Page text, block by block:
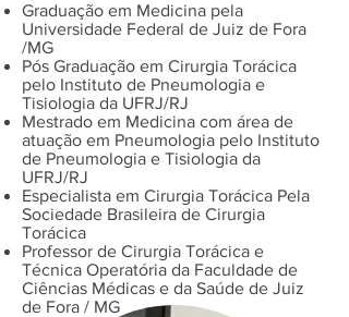
Graduação em Medicina pela
Universidade Federal de Juiz de Fora
/MG
​Pós Graduação em Cirurgia Torácica
pelo Instituto de Pneumologia e
Tisiologia da UFRJ/RJ
​Mestrado em Medicina com área de
atuação em Pneumologia pelo Instituto
de Pneumologia e Tisiologia da
UFRJ/RJ
​Especialista em Cirurgia Torácica Pela
Sociedade Brasileira de Cirurgia
Torácica
​Professor de Cirurgia Torácica e
Técnica Operatória da Faculdade de
Ciências Médicas e da Saúde de Juiz
de Fora / MG